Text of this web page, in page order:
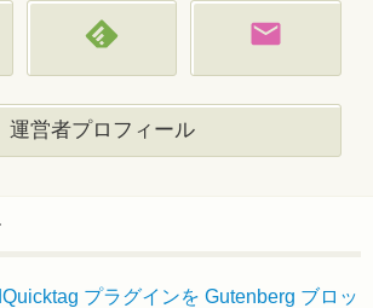
運営者プロフィール
プラグインを Gutenberg ブロッ